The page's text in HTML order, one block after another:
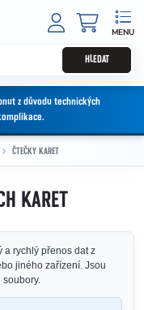
HLEDAT
z důvodu technických
ČTEČKY KARET
KARET
a rychlý přenos dat z
jiného zařízení. Jsou
soubory.